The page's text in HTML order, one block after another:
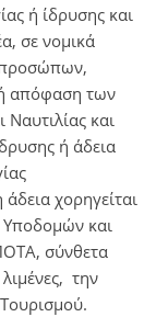
ή ίδρυσης και
σε νομικά
προσώπων,
απόφαση των
και
ή άδεια
χορηγείται
και
σύνθετα
την